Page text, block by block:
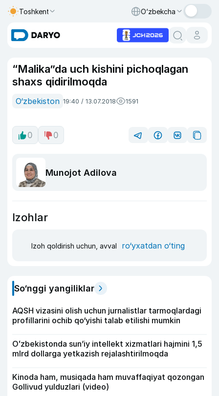
Toshkent O‘zbekcha
“Malika”da uch kishini pichoqlagan
shaxs qidirilmoqda
O‘zbekiston 19:40 / 13.07.2018 1591
0 0
Munojot Adilova
Izohlar
Izoh qoldirish uchun, avval ro‘yxatdan o‘ting
So‘nggi yangiliklar
AQSH vizasini olish uchun jurnalistlar tarmoqlardagi
profillarini ochib qo‘yishi talab etilishi mumkin
Oʻzbekistonda sunʼiy intellekt xizmatlari hajmini 1,5
mlrd dollarga yetkazish rejalashtirilmoqda
Kinoda ham, musiqada ham muvaffaqiyat qozongan
Gollivud yulduzlari (video)